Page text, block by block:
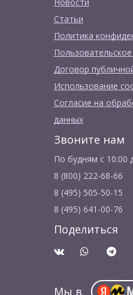
Новости
Cтатьи
Политика
Договор
Использование
Согласие на
данных
Звоните нам
По будням с 10:00
8 (800) 222-68-66
8 (495) 505-50-15
8 (495) 641-00-76
Поделиться
Мы в